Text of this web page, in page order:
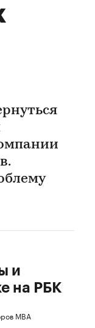
и
на РБК
MBA